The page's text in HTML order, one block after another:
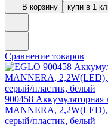
В корзину купи в 1
Сравнение товаров
900458 Аккумуляторная
MANNERA, 2,2W(LED),
серый/пластик, белый